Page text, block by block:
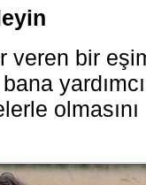
veren bir